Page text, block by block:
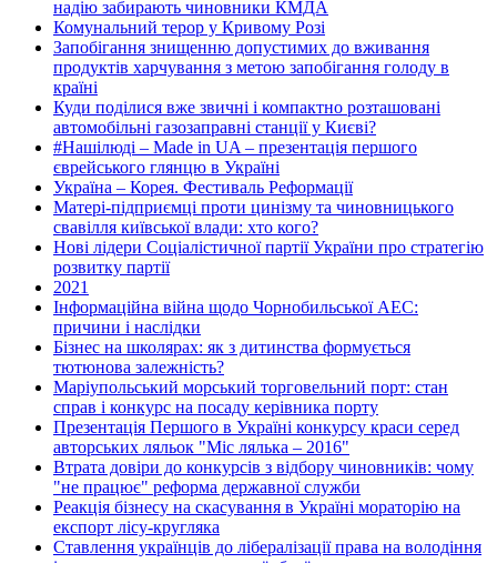
надію забирають чиновники КМДА
Комунальний терор у Кривому Розі
Запобігання знищенню допустимих до вживання
продуктів харчування з метою запобігання голоду в
країні
Куди поділися вже звичні і компактно розташовані
автомобільні газозаправні станції у Києві?
#Нашілюді – Made in UA – презентація першого
єврейського глянцю в Україні
Україна – Корея. Фестиваль Реформації
Матері-підприємці проти цинізму та чиновницького
свавілля київської влади: хто кого?
Нові лідери Соціалістичної партії України про стратегію
розвитку партії
2021
Інформаційна війна щодо Чорнобильської АЕС:
причини і наслідки
Бізнес на школярах: як з дитинства формується
тютюнова залежність?
Маріупольський морський торговельний порт: стан
справ і конкурс на посаду керівника порту
Презентація Першого в Україні конкурсу краси серед
авторських ляльок "Міс лялька – 2016"
Втрата довіри до конкурсів з відбору чиновників: чому
"не працює" реформа державної служби
Реакція бізнесу на скасування в Україні мораторію на
експорт лісу-кругляка
Ставлення українців до лібералізації права на володіння